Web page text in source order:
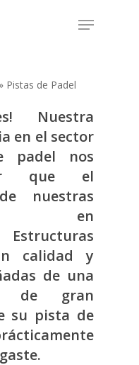
Menu
» Pistas de Padel
Nuestra
en el sector
padel nos
que el
nuestras
en
calidad y
de una
de gran
su pista de